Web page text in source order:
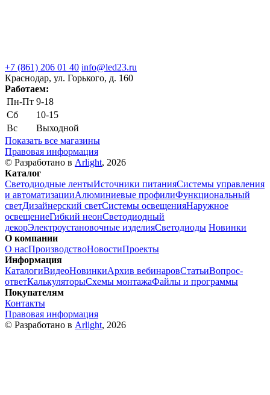
+7 (861) 206 01 40 info@led23.ru
Краснодар, ул. Горького, д. 160
Работаем:
Пн-Пт 9-18
Сб
10-15
Вс
Выходной
Показать все магазины
Правовая информация
© Разработано в Arlight, 2026
Каталог
Светодиодные лентыИсточники питанияСистемы управления
и автоматизацииАлюминиевые профилиФункциональный
светДизайнерский светСистемы освещенияНаружное
освещениеГибкий неонСветодиодный
декорЭлектроустановочные изделияСветодиоды Новинки
О компании
О насПроизводствоНовостиПроекты
Информация
КаталогиВидеоНовинкиАрхив вебинаровСтатьиВопрос-
ответКалькуляторыСхемы монтажаФайлы и программы
Покупателям
Контакты
Правовая информация
© Разработано в Arlight, 2026